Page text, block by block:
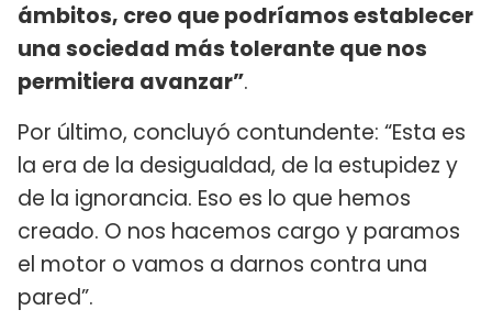
ámbitos, creo que podríamos establecer
una sociedad más tolerante que nos
permitiera avanzar”.
Por último, concluyó contundente: “Esta es
la era de la desigualdad, de la estupidez y
de la ignorancia. Eso es lo que hemos
creado. O nos hacemos cargo y paramos
el motor o vamos a darnos contra una
pared”.